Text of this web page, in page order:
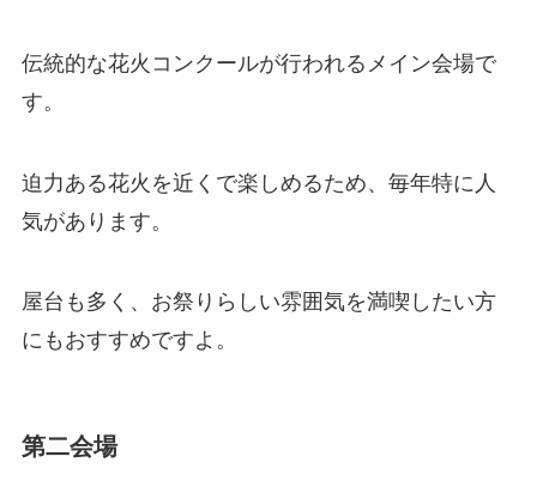
伝統的な花火コンクールが行われるメイン会場で
す。
迫力ある花火を近くで楽しめるため、毎年特に人
気があります。
屋台も多く、お祭りらしい雰囲気を満喫したい方
にもおすすめですよ。
第二会場